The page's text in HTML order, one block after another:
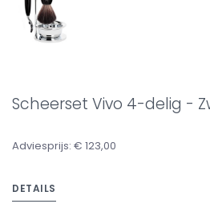
Scheerset Vivo 4-delig -
Adviesprijs: € 123,00
DETAILS